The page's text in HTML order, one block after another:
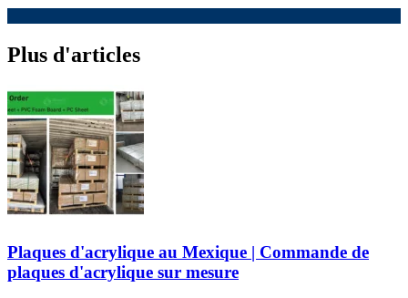
Plus d'articles
Plaques d'acrylique au Mexique | Commande de
plaques d'acrylique sur mesure